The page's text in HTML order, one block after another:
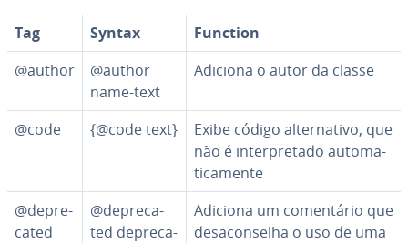
Tag Syntax
Function
@author
@author
name-text
Adiciona o autor da classe
@code {@code text}
Exibe código al­ter­na­tivo, que
não é in­ter­pre­tado au­to­ma­
ti­ca­mente
@de­pre­
ca­ted
@de­pre­ca­
ted de­pre­ca­
Adiciona um co­men­tá­rio que
de­sa­con­se­lha o uso de uma